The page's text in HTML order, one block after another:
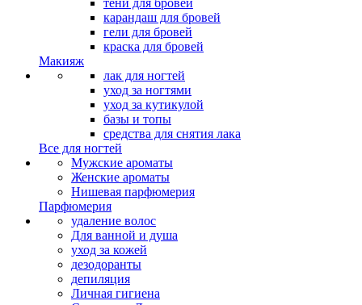
тени для бровей
карандаш для бровей
гели для бровей
краска для бровей
Макияж
лак для ногтей
уход за ногтями
уход за кутикулой
базы и топы
средства для снятия лака
Все для ногтей
Мужские ароматы
Женские ароматы
Нишевая парфюмерия
Парфюмерия
удаление волос
Для ванной и душа
уход за кожей
дезодоранты
депиляция
Личная гигиена